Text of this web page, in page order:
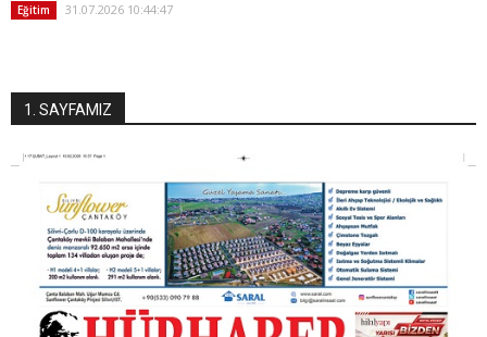
Eğitim 31.07.2026 10:44:47
1. SAYFAMIZ